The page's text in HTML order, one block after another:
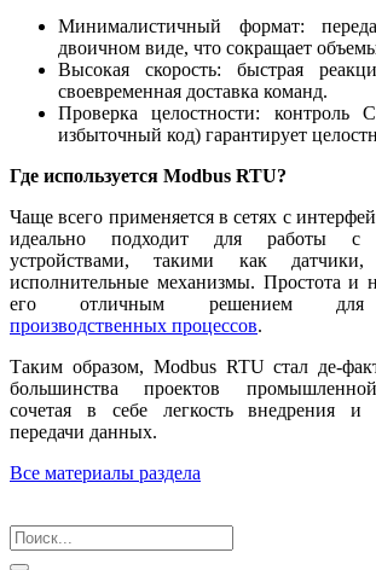
Минималистичный формат:
двоичном виде, что сокращает
Высокая скорость: быстрая
своевременная доставка команд.
Проверка целостности: контроль
избыточный код) гарантирует
Где используется Modbus RTU?
Чаще всего применяется в сетях с
идеально подходит для работы с
устройствами, такими как
исполнительные механизмы. Простота и
его отличным решением
производственных процессов.
Таким образом, Modbus RTU стал де-
большинства проектов
сочетая в себе легкость внедрения и
передачи данных.
Все материалы раздела